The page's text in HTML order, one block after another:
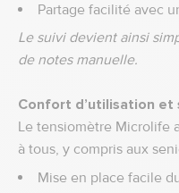
Partage facilité avec
Le suivi devient ainsi
de notes manuelle.
Confort d’utilisation
Le tensiomètre Microlife
à tous, y compris aux
Mise en place facile